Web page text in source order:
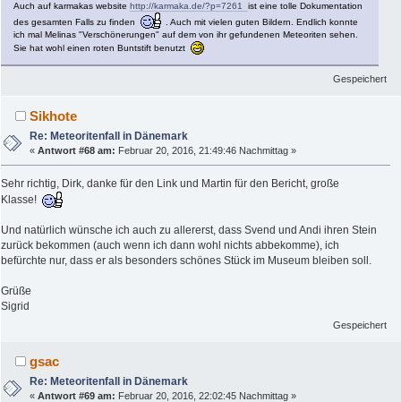
Auch auf karmakas website http://karmaka.de/?p=7261 ist eine tolle Dokumentation
des gesamten Falls zu finden
. Auch mit vielen guten Bildern. Endlich konnte
ich mal Melinas "Verschönerungen" auf dem von ihr gefundenen Meteoriten sehen.
Sie hat wohl einen roten Buntstift benutzt
Gespeichert
Sikhote
Re: Meteoritenfall in Dänemark
«Antwort #68 am: Februar 20, 2016, 21:49:46 Nachmittag »
Sehr richtig, Dirk, danke für den Link und Martin für den Bericht, große
Klasse!
Und natürlich wünsche ich auch zu allererst, dass Svend und Andi ihren Stein
zurück bekommen (auch wenn ich dann wohl nichts abbekomme), ich
befürchte nur, dass er als besonders schönes Stück im Museum bleiben soll.
Grüße
Sigrid
Gespeichert
gsac
Re: Meteoritenfall in Dänemark
«Antwort #69 am: Februar 20, 2016, 22:02:45 Nachmittag »